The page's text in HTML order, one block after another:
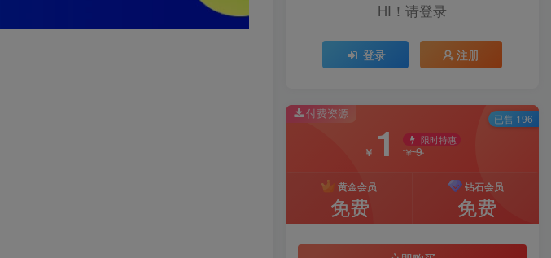
HI！请登录
登录 注册
付费资源
￥ 1 限时特惠
￥9
黄金会员
免费
钻石会员
免费
已售 196